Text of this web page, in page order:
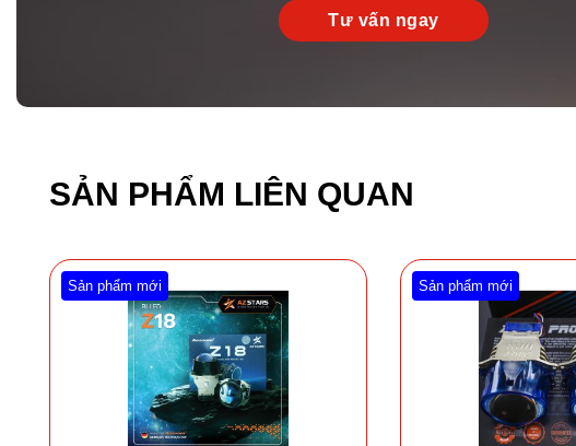
SẢN PHẨM LIÊN QUAN
Sản phẩm mới Sản phẩm mới